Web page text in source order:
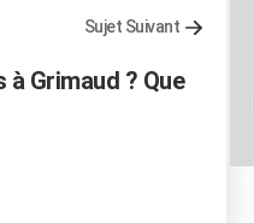
Sujet Suivant
Grimaud ? Que